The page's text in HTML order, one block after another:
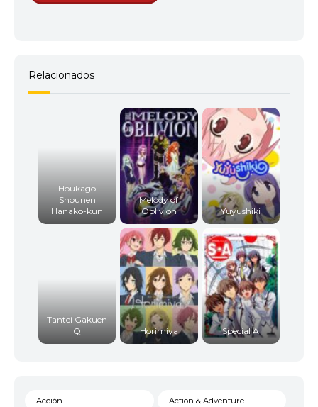
Relacionados
Houkago
Shounen
Hanako-kun
Melody of
Oblivion
Yuyushiki
Tantei Gakuen
Q
Horimiya Special A
Acción Action & Adventure